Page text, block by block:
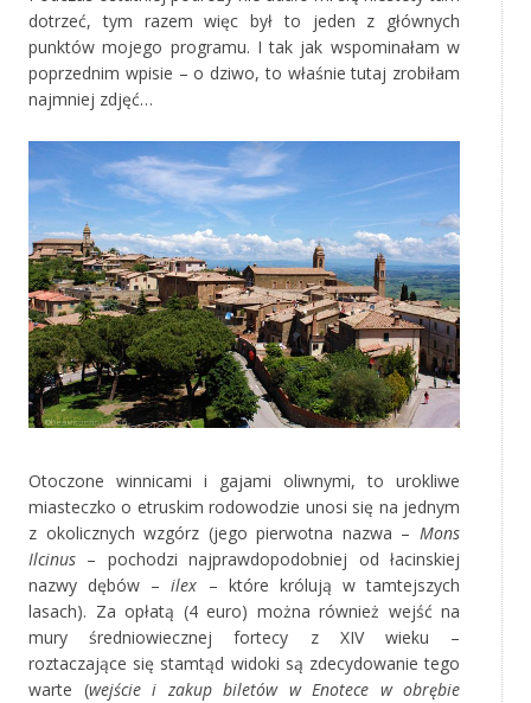
dotrzeć, tym razem więc był to jeden z głównych
punktów mojego programu. I tak jak wspominałam w
poprzednim wpisie – o dziwo, to właśnie tutaj zrobiłam
najmniej zdjęć…
Otoczone winnicami i gajami oliwnymi, to urokliwe
miasteczko o etruskim rodowodzie unosi się na jednym
z okolicznych wzgórz (jego pierwotna nazwa – Mons
Ilcinus – pochodzi najprawdopodobniej od łacinskiej
nazwy dębów –ilex – które królują w tamtejszych
lasach). Za opłatą (4 euro) można również wejść na
mury średniowiecznej fortecy z XIV wieku –
roztaczające się stamtąd widoki są zdecydowanie tego
warte (wejście i zakup biletów w Enotece w obrębie